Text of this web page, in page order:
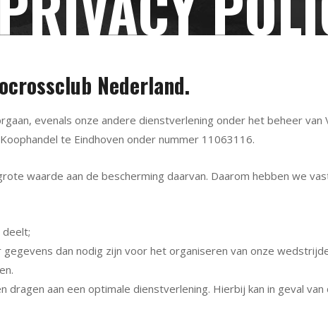
Nederland.
evenals onze andere dienstverlening onder het beheer
te Eindhoven onder nummer 11063116.
waarde aan de bescherming daarvan. Daarom hebben we
deelt;
dan nodig zijn voor het organiseren van onze
dragen aan een optimale dienstverlening. Hierbij kan in geval